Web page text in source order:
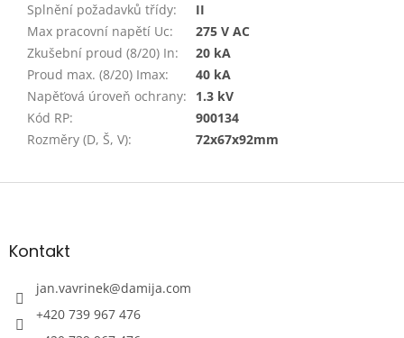
Splnění požadavků třídy:
II
Max pracovní napětí Uc:
275 V AC
Zkušební proud (8/20) In:
20 kA
Proud max. (8/20) Imax:
40 kA
Napěťová úroveň ochrany:
1.3 kV
Kód RP:
900134
Rozměry (D, Š, V): 72x67x92mm
Z
aKontakt
jan.vavrinek@damija.com
+420 739 967 476